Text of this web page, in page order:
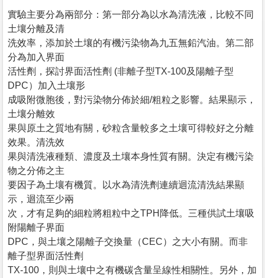
實驗主要分為兩部分：第一部分為以水為清洗液，比較不同
土壤分離及清
洗效率，添加於土壤的有機污染物為九五無鉛汽油。第二部
分為加入界面
活性劑，探討界面活性劑 (非離子型TX-100及陽離子型
DPC）加入土壤形
成吸附微胞後，對污染物分佈於細/粗粒之影響。結果顯示，
土壤分離效
果與原土之質地有關，砂粒含量較多之土壤可得較好之分離
效果。清洗效
果與清洗液種類、濃度及土壤本身性質有關。決定有機污染
物之分佈之主
要因子為土壤有機質。以水為清洗劑連續迴流清洗結果顯
示，迴流至少兩
次，才有足夠的細粒將粗粒中之TPH降低。三種供試土壤吸
附陽離子界面
DPC，與土壤之陽離子交換量（CEC）之大小有關。而非
離子型界面活性劑
TX-100，則與土壤中之有機碳含量呈線性相關性。另外，加